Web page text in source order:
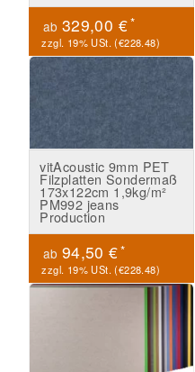
ab 329,00 €*
zzgl. 19% USt. (€228.48)
vitAcoustic 9mm PET
Filzplatten Sondermaß
173x122cm 1,9kg/m²
PM992 jeans
Production
ab 94,50 €*
zzgl. 19% USt. (€228.48)